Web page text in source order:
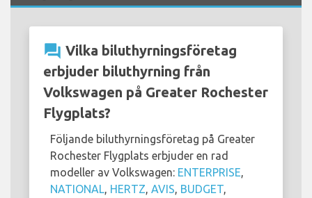
question_answer Vilka biluthyrningsföretag
erbjuder biluthyrning från
Volkswagen på Greater Rochester
Flygplats?
Följande biluthyrningsföretag på Greater
Rochester Flygplats erbjuder en rad
modeller av Volkswagen: ENTERPRISE
NATIONAL
HERTZ AVIS BUDGET